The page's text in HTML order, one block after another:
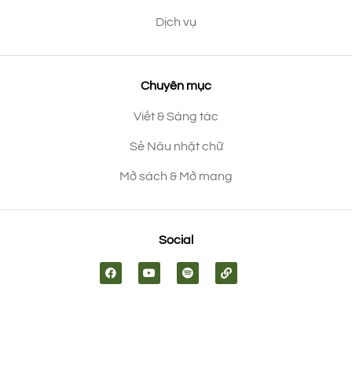
Dịch vụ
Chuyên mục
Viết & Sáng tác
Sẻ Nâu nhặt chữ
Mở sách & Mở mang
Social